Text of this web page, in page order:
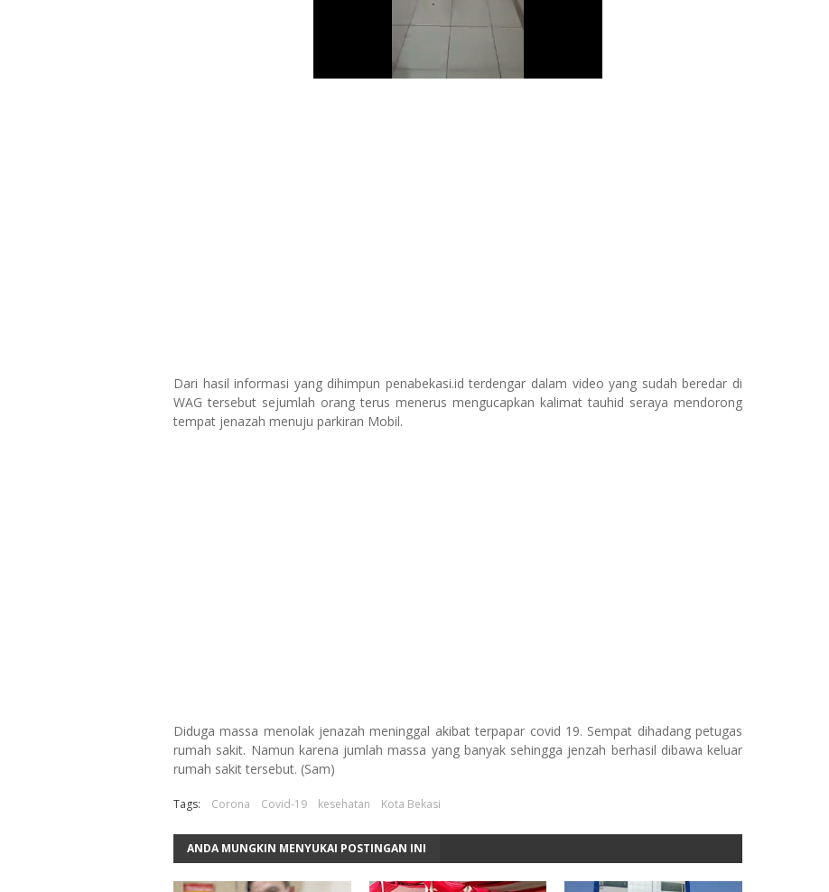
Dari hasil informasi yang dihimpun penabekasi.id terdengar dalam video yang sudah beredar di
WAG tersebut sejumlah orang terus menerus mengucapkan kalimat tauhid seraya mendorong
tempat jenazah menuju parkiran Mobil.
Diduga massa menolak jenazah meninggal akibat terpapar covid 19. Sempat dihadang petugas
rumah sakit. Namun karena jumlah massa yang banyak sehingga jenzah berhasil dibawa keluar
rumah sakit tersebut. (Sam)
Tags: Corona Covid-19 kesehatan Kota Bekasi
ANDA MUNGKIN MENYUKAI POSTINGAN INI